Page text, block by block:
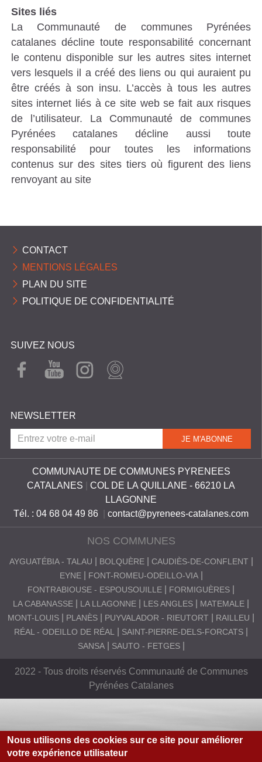
Sites liés
La Communauté de communes Pyrénées
catalanes décline toute responsabilité concernant
le contenu disponible sur les autres sites internet
vers lesquels il a créé des liens ou qui auraient pu
être créés à son insu. L’accès à tous les autres
sites internet liés à ce site web se fait aux risques
de l’utilisateur. La Communauté de communes
Pyrénées catalanes décline aussi toute
responsabilité pour toutes les informations
contenus sur des sites tiers où figurent des liens
renvoyant au site
CONTACT
MENTIONS LÉGALES
PLAN DU SITE
POLITIQUE DE CONFIDENTIALITÉ
SUIVEZ NOUS
FAC
EBO
YOU
TUB
INST
AGR
WEB
CAM
NEWSLETTER
COMMUNAUTE DE COMMUNES PYRENEES
CATALANES
COL DE LA QUILLANE - 66210 LA
LLAGONNE
Tél. : 04 68 04 49 86
contact@pyrenees-catalanes.com
NOS COMMUNES
AYGUATÉBIA - TALAU BOLQUÈRE
CAUDIÈS-DE-CONFLENT
EYNE
FONT-ROMEU-ODEILLO-VIA
FONTRABIOUSE - ESPOUSOUILLE
FORMIGUÈRES
LA CABANASSE
LA LLAGONNE LES ANGLES
MATEMALE
MONT-LOUIS
PLANÈS PUYVALADOR - RIEUTORT
RAILLEU
RÉAL - ODEILLO DE RÉAL
SAINT-PIERRE-DELS-FORCATS
SANSA
SAUTO - FETGES
2022 - Tous droits réservés Communauté de Communes
Pyrénées Catalanes
Nous utilisons des cookies sur ce site pour améliorer
votre expérience utilisateur